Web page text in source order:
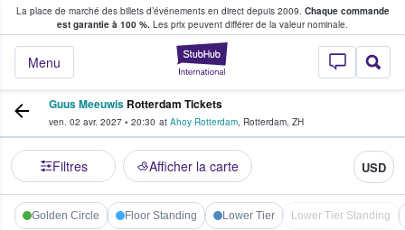
La place de marché des billets d’événements en direct depuis 2009. Chaque commande
est garantie à 100 %. Les prix peuvent différer de la valeur nominale.
StubHub - Où
Menu
fans achètent et vendent des billets
Guus Meeuwis Rotterdam Tickets
ven. 02 avr. 2027 • 20:30 at Ahoy Rotterdam, Rotterdam, ZH
Filtres Afficher la carte USD
Golden Circle Floor Standing Lower Tier Lower Tier Standing